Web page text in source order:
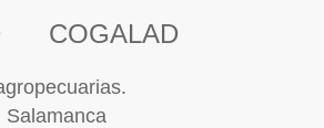
COGALAD
Salamanca